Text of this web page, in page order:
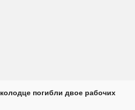
погибли двое рабочих